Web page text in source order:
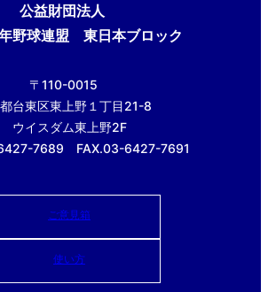
公益財団法人
野球連盟 東日本ブロック
〒110-0015
台東区東上野１丁目21-8
ウイスダム東上野2F
7689 FAX.03-6427-7691
ご意見箱
使い方